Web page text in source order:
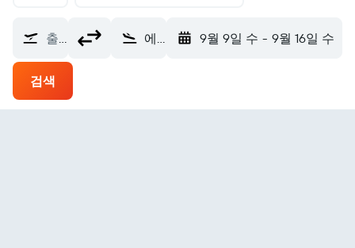
출발지 에스카나바공항 (ESC) 9월 9일 수 - 9월 16일 수
검색